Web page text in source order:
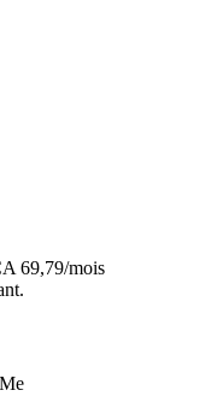
69,79/mois